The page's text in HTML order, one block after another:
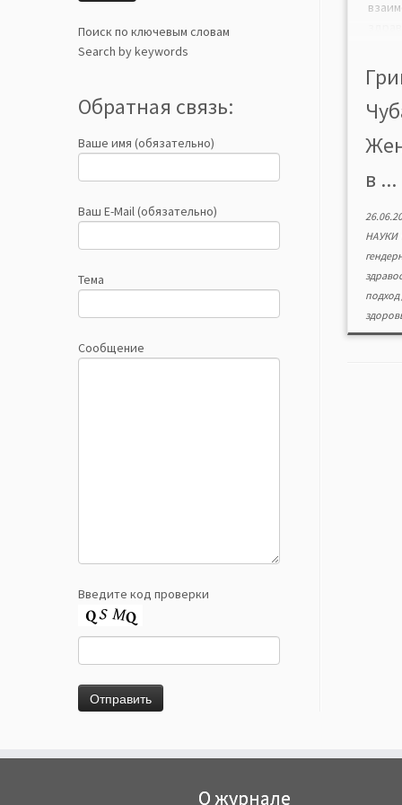
Поиск по ключевым словам
Search by keywords
Обратная связь:
Ваше имя (обязательно)
Ваш E-Mail (обязательно)
Тема
Сообщение
Введите код проверки
[…]
в ...
НАУКИ
подход
О журнале